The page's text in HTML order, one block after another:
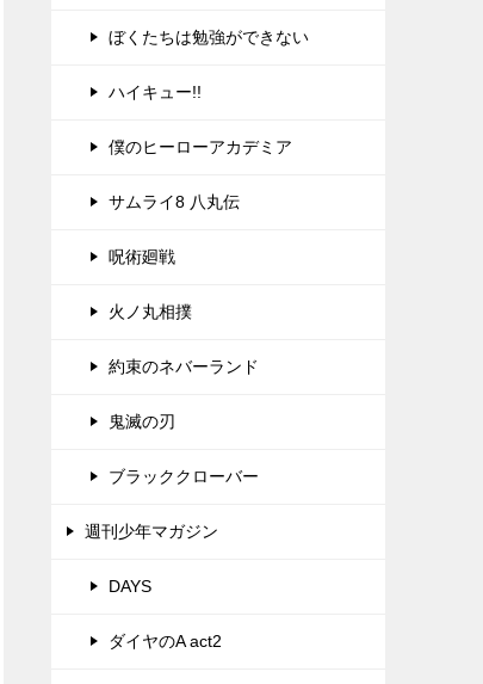
ぼくたちは勉強ができない
ハイキュー!!
僕のヒーローアカデミア
サムライ8 八丸伝
呪術廻戦
火ノ丸相撲
約束のネバーランド
鬼滅の刃
ブラッククローバー
週刊少年マガジン
DAYS
ダイヤのA act2